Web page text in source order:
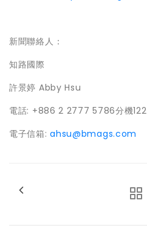
新聞聯絡人：
知路國際
許景婷 Abby Hsu
電話: +886 2 2777 5786分機122
電子信箱:ahsu@bmags.com